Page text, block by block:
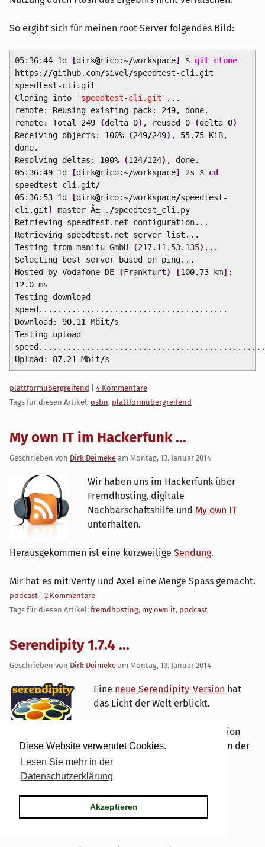
Diese Website verwendet Cookies.
Lesen Sie mehr in der
Datenschutzerklärung
Akzeptieren
So ergibt sich für meinen root-Server folgendes Bild:
05: 36:441d [dirk@rico:~/workspace] $ git clone
https: //github.com/sivel/speedtest-cli.git
speedtest-cli.git
Cloning into
'speedtest-cli.git' ...
remote: Reusing existing pack: 249, done.
remote: Total 249 (delta 0) , reused 0 (delta 0)
Receiving objects: 100% (249/249) , 55.75KiB,
done.
Resolving deltas: 100% (124/124) , done.
05: 36:491d [dirk@rico:~/workspace] 2s $ cd
speedtest-cli.git/
05: 36: 531d [dirk@rico:~/workspace/speedtest-
cli.git] master Â± . /speedtest_cli.py
Retrieving speedtest.net configuration...
Retrieving speedtest.net server list...
Testing from manitu GmbH
(217.11.53.135) ...
Selecting best server based on ping...
Hosted by Vodafone DE
(Frankfurt) [100.73km] :
12.0ms
Testing download
speed........................................
Download: 90.11Mbit/s
Testing upload
Upload: 87.21Mbit/s
Kategorien:
plattformübergreifend
4 Kommentare
Tags für diesen Artikel: osbn, plattformübergreifend
My own IT im Hackerfunk ...
Geschrieben von Dirk Deimeke am Montag, 13. Januar 2014
Wir haben uns im Hackerfunk über
Fremdhosting, digitale
Nachbarschaftshilfe und My own IT
unterhalten.
Herausgekommen ist eine kurzweilige Sendung.
Mir hat es mit Venty und Axel eine Menge Spass gemacht.
Kategorien:
podcast
2 Kommentare
Tags für diesen Artikel: fremdhosting, my own it, podcast
Serendipity 1.7.4 ...
Geschrieben von Dirk Deimeke am Montag, 13. Januar 2014
Eine neue Serendipity-Version hat
das Licht der Welt erblickt.
Die 1.7.4 lässt sich wie alle Version
davor schmerzfrei durch überkopieren und aufrufen der
Seite installieren.
0 Kommentare
Tags für diesen Artikel:osbn,serendipity